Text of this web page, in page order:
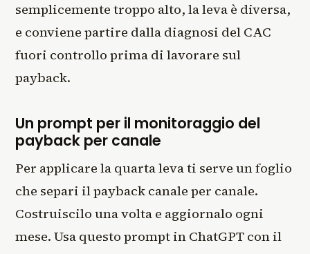
semplicemente troppo alto, la leva è diversa,
e conviene partire dalla diagnosi del CAC
fuori controllo prima di lavorare sul
payback.
Un prompt per il monitoraggio del
payback per canale
Per applicare la quarta leva ti serve un foglio
che separi il payback canale per canale.
Costruiscilo una volta e aggiornalo ogni
mese. Usa questo prompt in ChatGPT con il